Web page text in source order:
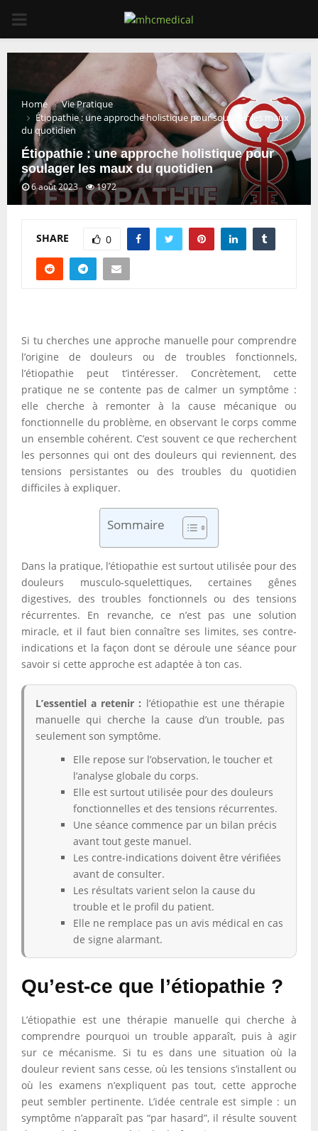
PRIMARY
MENU
Home
Vie Pratique
Étiopathie : une approche holistique pour soulager les maux
du quotidien
Étiopathie : une approche holistique pour
soulager les maux du quotidien
6 août 2023 1972
SHARE 0
Si tu cherches une approche manuelle pour comprendre
l’origine de douleurs ou de troubles fonctionnels,
l’étiopathie peut t’intéresser. Concrètement, cette
pratique ne se contente pas de calmer un symptôme :
elle cherche à remonter à la cause mécanique ou
fonctionnelle du problème, en observant le corps comme
un ensemble cohérent. C’est souvent ce que recherchent
les personnes qui ont des douleurs qui reviennent, des
tensions persistantes ou des troubles du quotidien
difficiles à expliquer.
Sommaire
Dans la pratique, l’étiopathie est surtout utilisée pour des
douleurs musculo-squelettiques, certaines gênes
digestives, des troubles fonctionnels ou des tensions
récurrentes. En revanche, ce n’est pas une solution
miracle, et il faut bien connaître ses limites, ses contre-
indications et la façon dont se déroule une séance pour
savoir si cette approche est adaptée à ton cas.
L’essentiel a retenir : l’étiopathie est une thérapie
manuelle qui cherche la cause d’un trouble, pas
seulement son symptôme.
Elle repose sur l’observation, le toucher et
l’analyse globale du corps.
Elle est surtout utilisée pour des douleurs
fonctionnelles et des tensions récurrentes.
Une séance commence par un bilan précis
avant tout geste manuel.
Les contre-indications doivent être vérifiées
avant de consulter.
Les résultats varient selon la cause du
trouble et le profil du patient.
Elle ne remplace pas un avis médical en cas
de signe alarmant.
Qu’est-ce que l’étiopathie ?
L’étiopathie est une thérapie manuelle qui cherche à
comprendre pourquoi un trouble apparaît, puis à agir
sur ce mécanisme. Si tu es dans une situation où la
douleur revient sans cesse, où les tensions s’installent ou
où les examens n’expliquent pas tout, cette approche
peut sembler pertinente. L’idée centrale est simple : un
symptôme n’apparaît pas “par hasard”, il résulte souvent